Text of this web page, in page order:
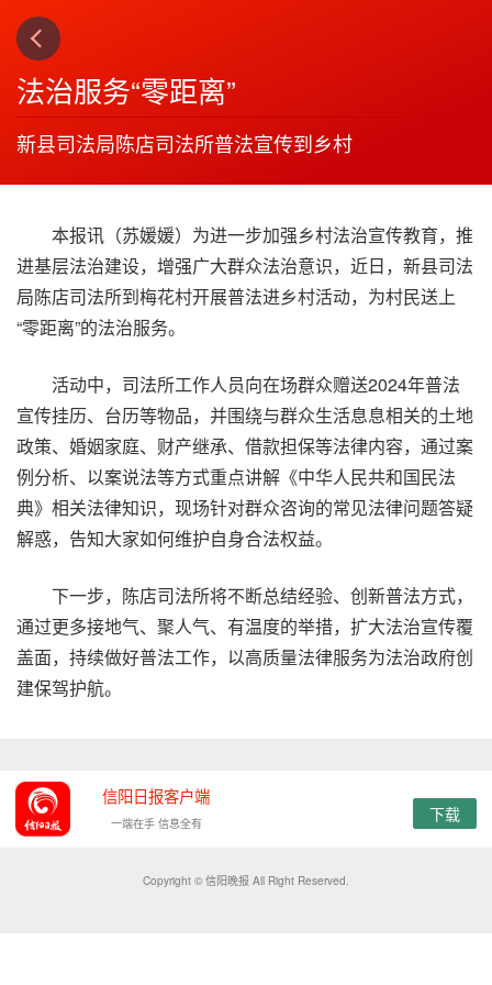
法治服务“零距离”
新县司法局陈店司法所普法宣传到乡村
本报讯（苏媛媛）为进一步加强乡村法治宣传教育，推
进基层法治建设，增强广大群众法治意识，近日，新县司法
局陈店司法所到梅花村开展普法进乡村活动，为村民送上
“零距离”的法治服务。
活动中，司法所工作人员向在场群众赠送2024年普法
宣传挂历、台历等物品，并围绕与群众生活息息相关的土地
政策、婚姻家庭、财产继承、借款担保等法律内容，通过案
例分析、以案说法等方式重点讲解《中华人民共和国民法
典》相关法律知识，现场针对群众咨询的常见法律问题答疑
解惑，告知大家如何维护自身合法权益。
下一步，陈店司法所将不断总结经验、创新普法方式，
通过更多接地气、聚人气、有温度的举措，扩大法治宣传覆
盖面，持续做好普法工作，以高质量法律服务为法治政府创
建保驾护航。
信阳日报客户端
一端在手 信息全有 下载
Copyright © 信阳晚报 All Right Reserved.